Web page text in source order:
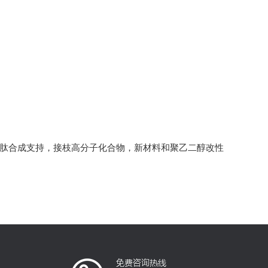
合成支持，接枝高分子化合物，新材料和聚乙二醇改性